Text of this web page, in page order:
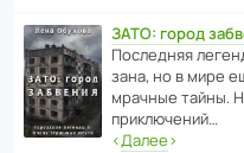
ЗАТО: город
После­дняя
зана, но в мире
мрачные тайны.
приключений…
‹Далее›